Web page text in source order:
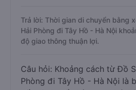
Trả lời: Thời gian di chuyển bằng
Hải Phòng đi Tây Hồ - Hà Nội
độ giao thông thuận lợi.
Câu hỏi: Khoảng cách từ Đồ
Phòng đi Tây Hồ - Hà Nội là